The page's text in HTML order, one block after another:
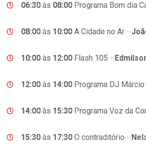
06:30às08:00Programa Bom dia
08:00às10:00A Cidade no Ar -
10:00às12:00Flash 105 -
12:00às14:00Programa DJ
14:00às15:30Programa Voz da
15:30às17:30O contraditório -